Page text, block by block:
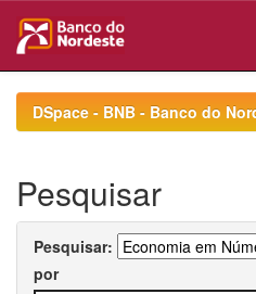
navigationDSpace - BNB - Banco do
Pesquisar
Pesquisar:
por